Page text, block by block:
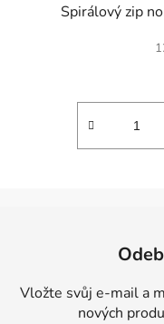
Spirálový zip
Vložte svůj e-mail a
nových